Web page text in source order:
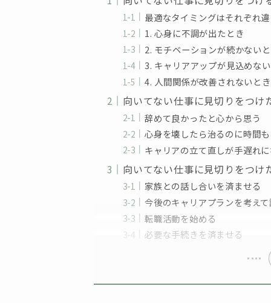
最適なタイミングはそれぞれ
1. 心身に不調が出たとき
2. モチベーションが続かない
3. キャリアアップが見込めな
4. 人間関係が改善されないとき
向いてない仕事に見切りをつけ
辞めて良かったと心から思う
心身を壊したら治るのに時間
キャリアの立て直しが手遅れ
向いてない仕事に見切りをつけ
家族との話し合いを済ませる
今後のキャリアプランを考え
転職活動を始める
必要な手続きを済ませる